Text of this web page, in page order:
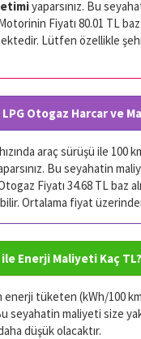
yaparsınız. Bu
Fiyatı 80.01 TL baz
Lütfen özellikle
LPG Otogaz Harcar ve
araç sürüşü ile 100
Bu seyahatin
Fiyatı 34.68 TL baz
Ortalama fiyat
Enerji Maliyeti Kaç TL?
enerji tüketen (kWh/100
seyahatin maliyeti size
düşük olacaktır.